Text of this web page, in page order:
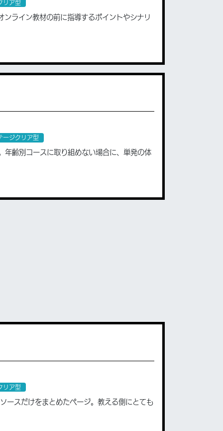
リア型
ライン教材の前に指導するポイントやシナリ
ージクリア型
齢別コースに取り組めない場合に、単発の体
リア型
ースだけをまとめたページ。教える側にとても